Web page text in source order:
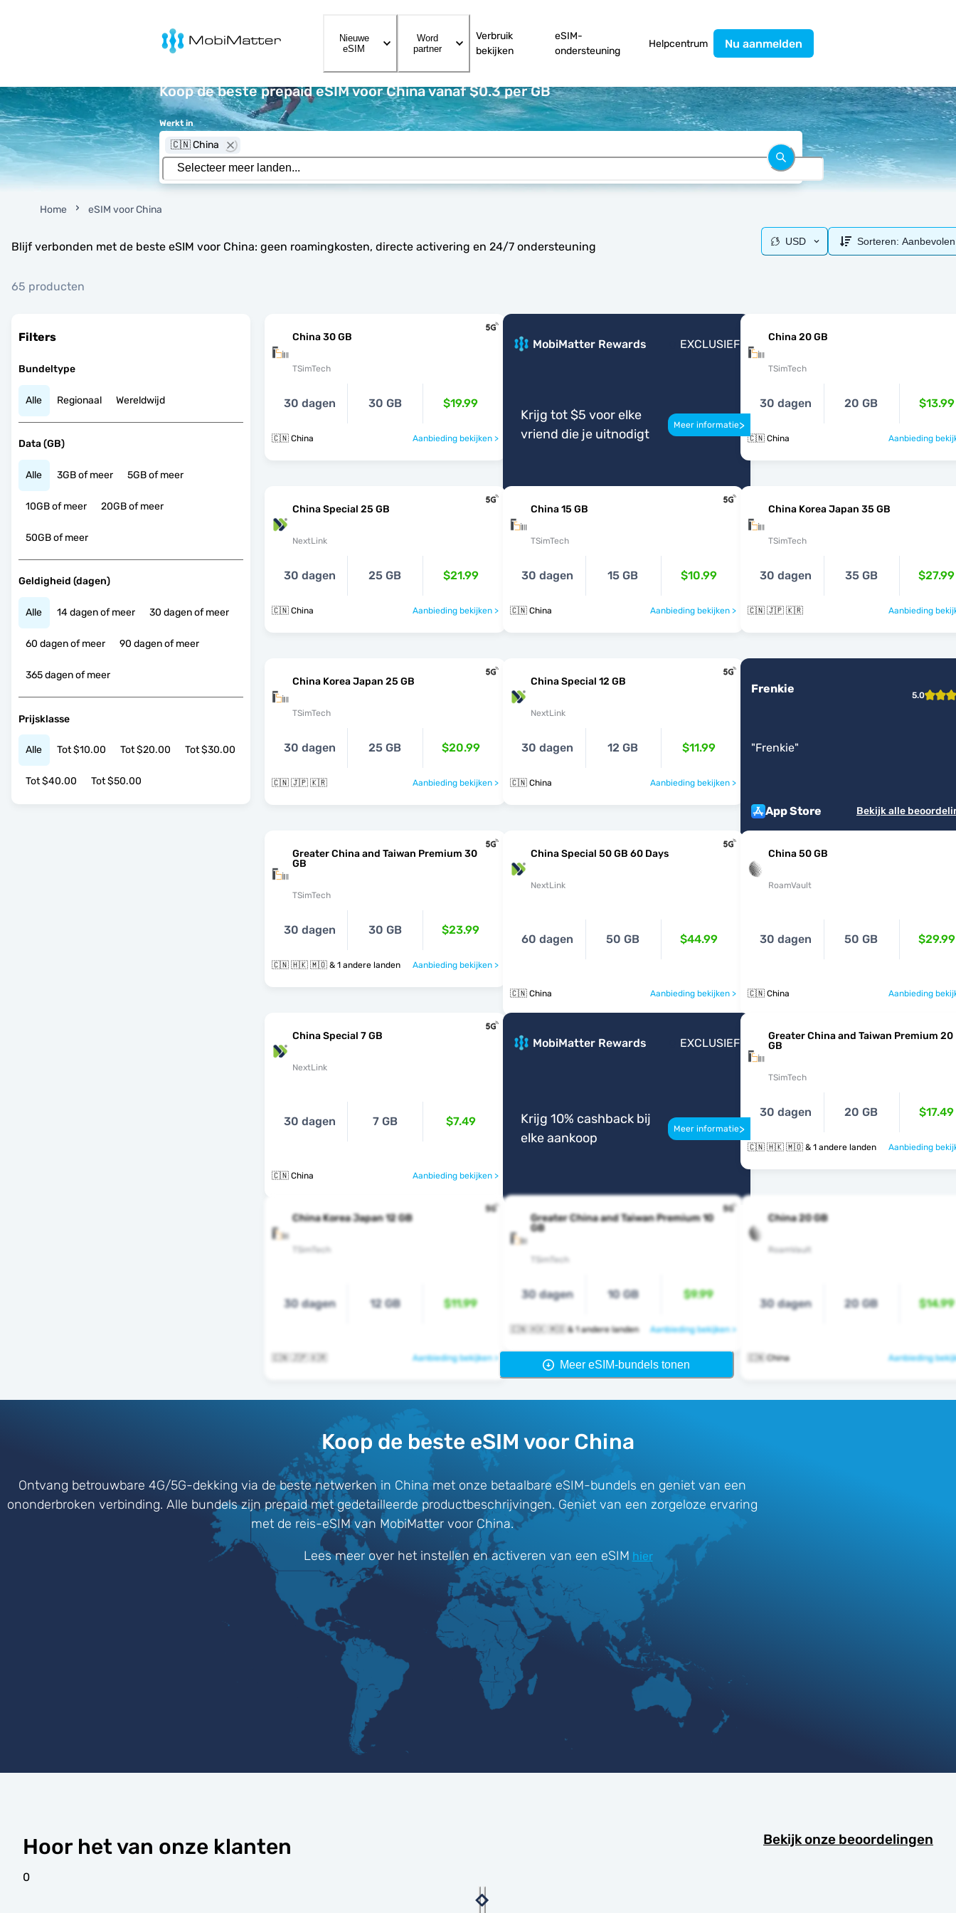
MobiMatter
Nieuwe
eSIM
Word
partner
Verbruik
bekijken
eSIM-
ondersteuning
Helpcentrum Nu aanmelden
Koop de beste prepaid eSIM voor China vanaf $0.3 per GB
Werkt in
🇨🇳 China
Home eSIM voor China
Blijf verbonden met de beste eSIM voor China: geen roamingkosten, directe activering en 24/7 ondersteuning
65 producten
USD Sorteren: Aanbevolen
Filters
Bundeltype
Alle Regionaal Wereldwijd
Data (GB)
Alle 3GB of meer 5GB of meer
10GB of meer 20GB of meer
50GB of meer
Geldigheid (dagen)
Alle 14 dagen of meer 30 dagen of meer
60 dagen of meer 90 dagen of meer
365 dagen of meer
Prijsklasse
Alle Tot $10.00 Tot $20.00 Tot $30.00
Tot $40.00 Tot $50.00
China 30 GB
TSimTech
30 dagen 30 GB $19.99
🇨🇳 China Aanbieding bekijken >
MobiMatter Rewards EXCLUSIEF
Krijg tot $5 voor elke
vriend die je uitnodigt
Meer informatie>
China 20 GB
TSimTech
30 dagen 20 GB $13.99
🇨🇳 China Aanbieding
China Special 25 GB
NextLink
30 dagen 25 GB $21.99
🇨🇳 China Aanbieding bekijken >
China 15 GB
TSimTech
30 dagen 15 GB $10.99
🇨🇳 China Aanbieding bekijken >
China Korea Japan 35 GB
TSimTech
30 dagen 35 GB $27.99
🇨🇳 🇯🇵 🇰🇷 Aanbieding
China Korea Japan 25 GB
TSimTech
30 dagen 25 GB $20.99
🇨🇳 🇯🇵 🇰🇷 Aanbieding bekijken >
China Special 12 GB
NextLink
30 dagen 12 GB $11.99
🇨🇳 China Aanbieding bekijken >
Frenkie 5.0
"Frenkie"
App Store Bekijk alle
Greater China and Taiwan Premium 30
GB
TSimTech
30 dagen 30 GB $23.99
🇨🇳 🇭🇰 🇲🇴 & 1 andere landen Aanbieding bekijken >
China Special 50 GB 60 Days
NextLink
60 dagen 50 GB $44.99
🇨🇳 China Aanbieding bekijken >
China 50 GB
RoamVault
30 dagen 50 GB $29.99
🇨🇳 China Aanbieding
China Special 7 GB
NextLink
30 dagen 7 GB $7.49
🇨🇳 China Aanbieding bekijken >
MobiMatter Rewards EXCLUSIEF
Krijg 10% cashback bij
elke aankoop
Meer informatie>
Greater China and Taiwan Premium 20
GB
TSimTech
30 dagen 20 GB $17.49
🇨🇳 🇭🇰 🇲🇴 & 1 andere landen Aanbieding
China Korea Japan 12 GB
TSimTech
30 dagen 12 GB $11.99
🇨🇳 🇯🇵 🇰🇷 Aanbieding bekijken >
Greater China and Taiwan Premium 10
GB
TSimTech
30 dagen 10 GB $9.99
🇨🇳 🇭🇰 🇲🇴 & 1 andere landen Aanbieding bekijken >
China 20 GB
RoamVault
30 dagen 20 GB $14.99
🇨🇳 China Aanbieding
Meer eSIM-bundels tonen
Koop de beste eSIM voor China
Ontvang betrouwbare 4G/5G-dekking via de beste netwerken in China met onze betaalbare eSIM-bundels en geniet van een
ononderbroken verbinding. Alle bundels zijn prepaid met gedetailleerde productbeschrijvingen. Geniet van een zorgeloze ervaring
met de reis-eSIM van MobiMatter voor China.
Lees meer over het instellen en activeren van een eSIM hier
Hoor het van onze klanten Bekijk onze beoordelingen
0